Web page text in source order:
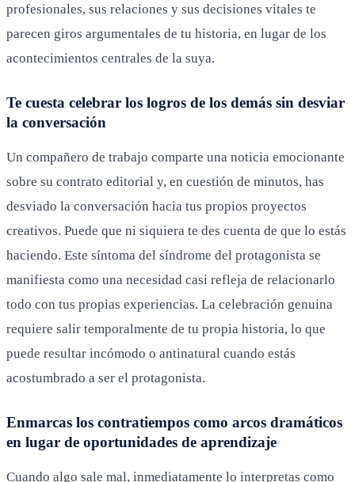
profesionales, sus relaciones y sus decisiones vitales te
parecen giros argumentales de tu historia, en lugar de los
acontecimientos centrales de la suya.
Te cuesta celebrar los logros de los demás sin desviar
la conversación
Un compañero de trabajo comparte una noticia emocionante
sobre su contrato editorial y, en cuestión de minutos, has
desviado la conversación hacia tus propios proyectos
creativos. Puede que ni siquiera te des cuenta de que lo estás
haciendo. Este síntoma del síndrome del protagonista se
manifiesta como una necesidad casi refleja de relacionarlo
todo con tus propias experiencias. La celebración genuina
requiere salir temporalmente de tu propia historia, lo que
puede resultar incómodo o antinatural cuando estás
acostumbrado a ser el protagonista.
Enmarcas los contratiempos como arcos dramáticos
en lugar de oportunidades de aprendizaje
Cuando algo sale mal, inmediatamente lo interpretas como